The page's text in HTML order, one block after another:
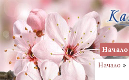
Начало
Начало »